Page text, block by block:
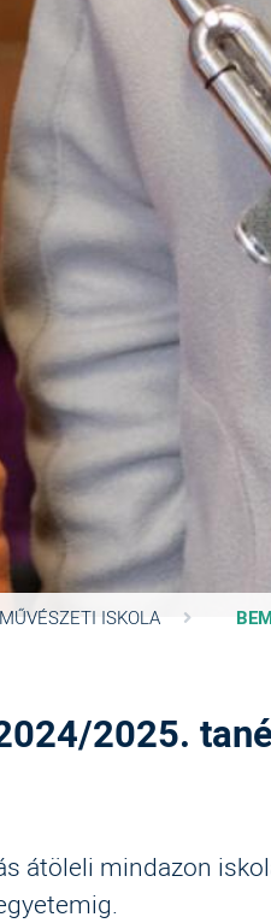
MŰVÉSZETI ISKOLA
2025.
átöleli mindazon